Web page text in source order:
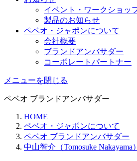
イベント・ワークショッ
製品のお知らせ
ペベオ・ジャポンについて
会社概要
ブランドアンバサダー
コーポレートパートナー
メニューを閉じる
ペベオ ブランドアンバサダー
HOME
ペベオ・ジャポンについて
ペベオ ブランドアンバサダー
中山智介（Tomosuke Nakayama）